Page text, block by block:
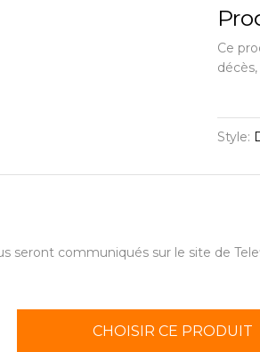
Ce
Style:
seront communiqués sur le site de
CHOISIR CE PRODUIT